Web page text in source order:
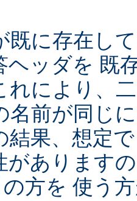
既に存在し
ヘッダを 既
れにより、
名前が同じ
結果、想定
があります
の方を 使う